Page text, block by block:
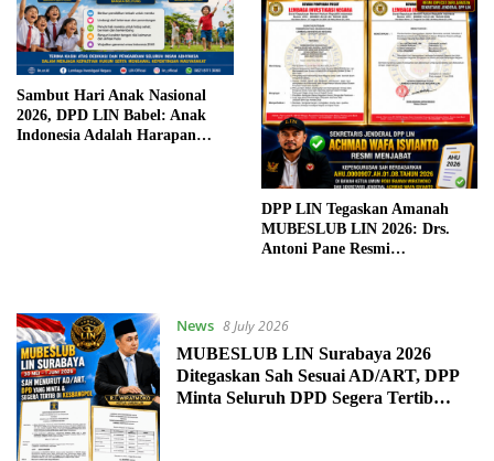
Sambut Hari Anak Nasional
2026, DPD LIN Babel: Anak
Indonesia Adalah Harapan
DPP LIN Tegaskan Amanah
MUBESLUB LIN 2026: Drs.
Antoni Pane Resmi
News 8 July 2026
MUBESLUB LIN Surabaya 2026
Ditegaskan Sah Sesuai AD/ART, DPP
Minta Seluruh DPD Segera Tertib